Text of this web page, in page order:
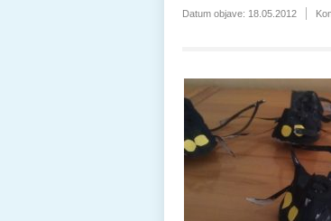
Datum objave: 18.05.2012